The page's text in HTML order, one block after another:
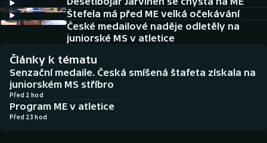
DALŠÍ SPORTY
Americký fotbal
Baseball a softbal
Basketbal
Biatlon
NEPŘEHLÉDNĚTE
Soutěže
Historické návraty
Aplikace ČT sport
Štefela má před ME velká očekávání
České medailové naděje odletěly na
juniorské MS v atletice
Články k tématu
Senzační medaile. Česká smíšená štafeta získala na
juniorském MS stříbro
Před 2 hod
Program ME v atletice
Před 23 hod